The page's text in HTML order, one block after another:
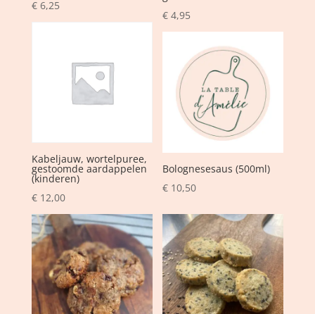
€6,25
€ 4,95
Kabeljauw, wortelpuree,
gestoomde aardappelen
(kinderen)
€12,00
Bolognesesaus (500ml)
€ 10,50